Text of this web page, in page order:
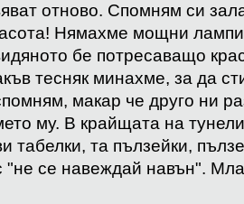
отново. Спомням си
Нямахме мощни
бе потресаващо
тесняк минахме, за да
макар че друго ни
му. В крайщата на
табелки, та пълзейки,
"не се навеждай навън".